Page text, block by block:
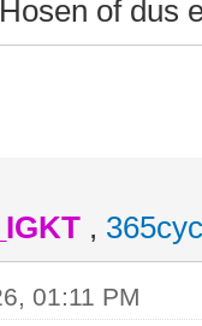
of dus
,
01:11 PM